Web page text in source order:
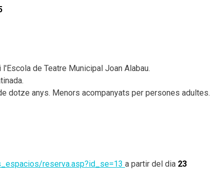
de Teatre Municipal Joan Alabau.
dotze anys. Menors acompanyats per persones adultes.
reserva.asp?id_se=13 a partir del dia 23